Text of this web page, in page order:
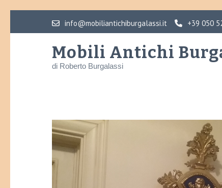
to
info@mobiliantichiburgalassi.it +39 050
Mobili Antichi
di Roberto Burgalassi